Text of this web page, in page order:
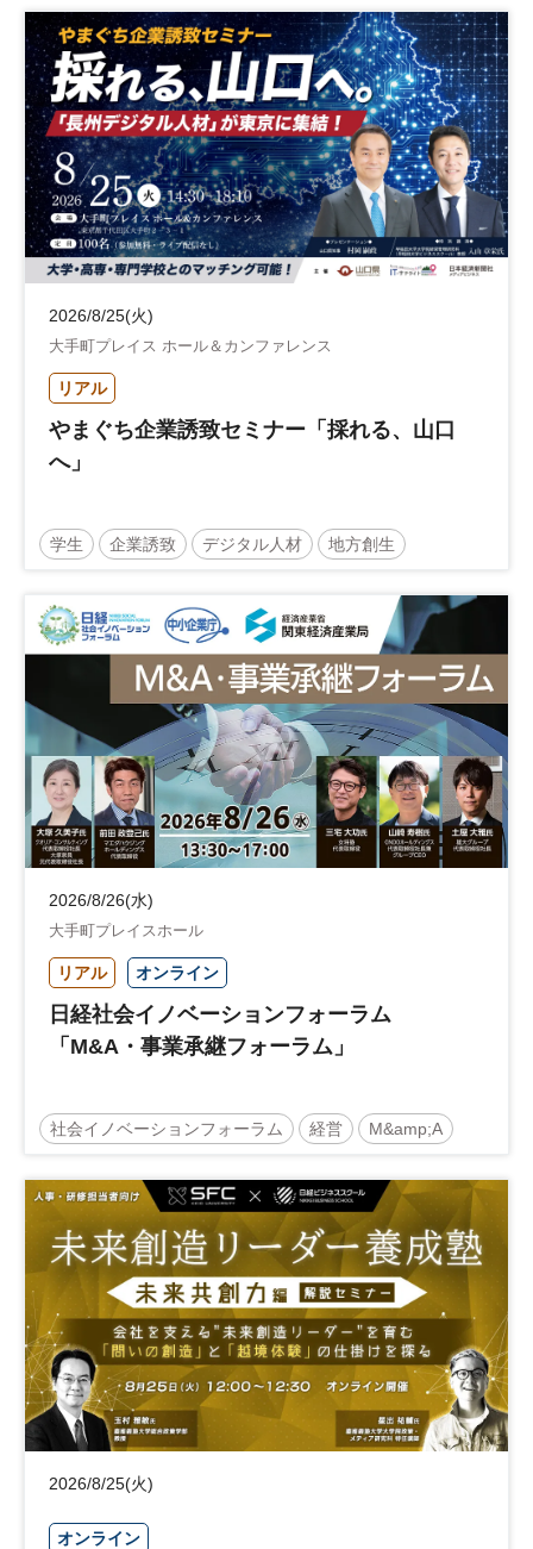
2026/8/25(火)
大手町プレイス ホール＆カンファレンス
リアル
やまぐち企業誘致セミナー「採れる、山口
へ」
学生 企業誘致 デジタル人材 地方創生
地域活性化 自治体
2026/8/26(水)
大手町プレイスホール
リアル オンライン
日経社会イノベーションフォーラム
「M&A・事業承継フォーラム」
社会イノベーションフォーラム 経営 M&amp;A
事業承継 中堅中小企業
日経社会イノベーションフォーラム 参加無料
2026/8/25(火)
オンライン